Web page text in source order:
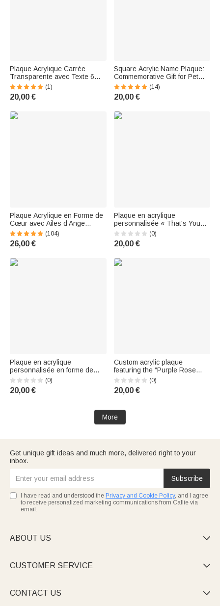
Plaque Acrylique Carrée
Transparente avec Texte 6
Photos Personnalisée
Anniversaire Fête des Pères
Cadeau pour Père Grand-père
(1)
20,00 €
Square Acrylic Name Plaque:
Commemorative Gift for Pet
Owners—Mom and Dad
(14)
20,00 €
Plaque Acrylique en Forme de
Cœur avec Ailes d’Ange
Personnalisé de Photo Nom
Date et Texte Cadeau pour
Amoureux d'animaux
(104)
26,00 €
Plaque en acrylique
personnalisée « That's You
Pebble » : tortue de mer et
cœur, fabriquée à la main,
avec prénom – Décoration
d'anniversaire pour les amis et
(0)
20,00 €
Plaque en acrylique
personnalisée en forme de
cœur représentant un couple
de tortues de mer, avec
prénoms – Décoration
anniversaire de mariage, pour
(0)
20,00 €
Custom acrylic plaque
featuring the “Purple Rose
Angel Heart” design and a
photo, with name and year —
Desk decoration,
or loved one
(0)
20,00 €
More
Get unique gift ideas and much more, delivered right to your
inbox.
Subscribe
I have read and understood the Privacy and Cookie Policy, and I agree
to receive personalized marketing communications from Callie via
email.
ABOUT US 
CUSTOMER SERVICE 
CONTACT US 